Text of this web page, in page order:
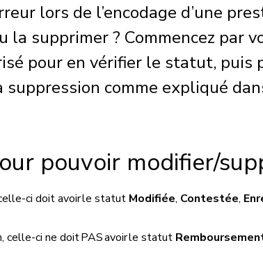
lors de l’encodage d’une
la supprimer ? Commencez par
pour en vérifier le statut, puis
suppression comme expliqué
pouvoir modifier/
ci doit avoir le statut Modifiée, Contestée,
celle-ci ne doit PAS avoir le statut